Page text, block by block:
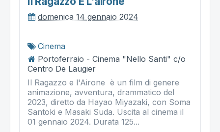
domenica 14 gennaio 2024
Cinema
Portoferraio - Cinema "Nello Santi" c/o
Centro De Laugier
Il Ragazzo e l'Airone è un film di genere
animazione, avventura, drammatico del
2023, diretto da Hayao Miyazaki, con Soma
Santoki e Masaki Suda. Uscita al cinema il
01 gennaio 2024. Durata 125...